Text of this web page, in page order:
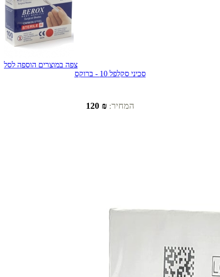
צפה במוצרים הוספה לסל
סכיני סקלפל 10 - ברוקס
המחיר: ₪ 120